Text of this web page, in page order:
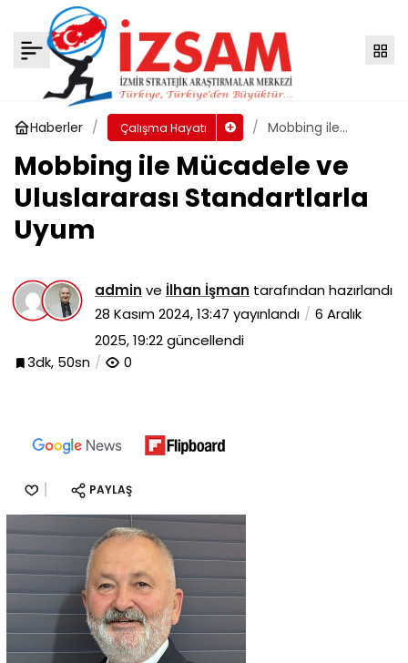
Haberler Çalışma Hayatı
Mobbing ile
Uluslararası
Standartlarla
Uyum
Mobbing ile Mücadele ve
Uluslararası Standartlarla
Uyum
admin ve İlhan İşman tarafından hazırlandı
28 Kasım 2024, 13:47 yayınlandı
6 Aralık
2025, 19:22güncellendi
3dk, 50sn
0
PAYLAŞ
Mobbing Uzmanı Mesleğinin Mesleki
Yeterlilik Kuruluna Önerilmesi ve Gerekli Nitelikler
Yorum Yap Paylaş